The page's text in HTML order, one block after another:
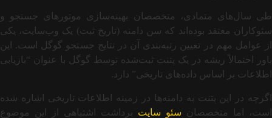
طی سال‌های متمادی، متخصصان بهینه‌سازی موتورهای جستجو و
سئوکاران معتقد بوده‌اند که سن دامنه (تاریخ ثبت) یک وب‌سایت، یکی
از عوامل مهم در تعیین رتبه‌بندی آن در نتایج جستجو گوگل است. این
باور احتمالاً ریشه در یک پتنت ثبت‌شده توسط گوگل با عنوان “بازیابی
اطلاعات بر اساس داده‌های تاریخی” دارد.
اگرچه در این پتنت به دامنه‌ها در زمینه اطلاعات تاریخی اشاره شده
است، اما متخصصان سئو سایت برداشت اشتباهی از این موضوع